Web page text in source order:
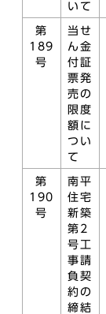
いて
第
189
号
当せ
ん金
付証
票発
売の
限度
額に
つい
て
第
190
号
南平
住宅
新築
第2
号工
事請
負契
約の
締結